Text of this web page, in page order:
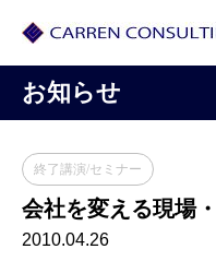
お知らせ
終了講演/セミナー
会社を変える現場
2010.04.26